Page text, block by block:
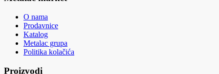
O nama
Prodavnice
Katalog
Metalac grupa
Politika kolačića
Proizvodi